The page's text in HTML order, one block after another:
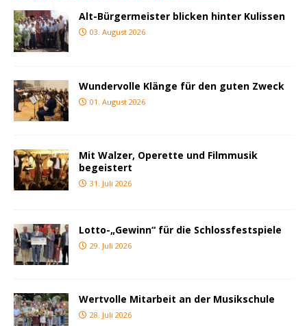
Alt-Bürgermeister blicken hinter Kulissen
03. August 2026
Wundervolle Klänge für den guten Zweck
01. August 2026
Mit Walzer, Operette und Filmmusik
begeistert
31. Juli 2026
Lotto-„Gewinn“ für die Schlossfestspiele
29. Juli 2026
Wertvolle Mitarbeit an der Musikschule
28. Juli 2026